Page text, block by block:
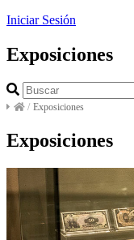
Iniciar Sesión
Exposiciones
/ Exposiciones
Exposiciones